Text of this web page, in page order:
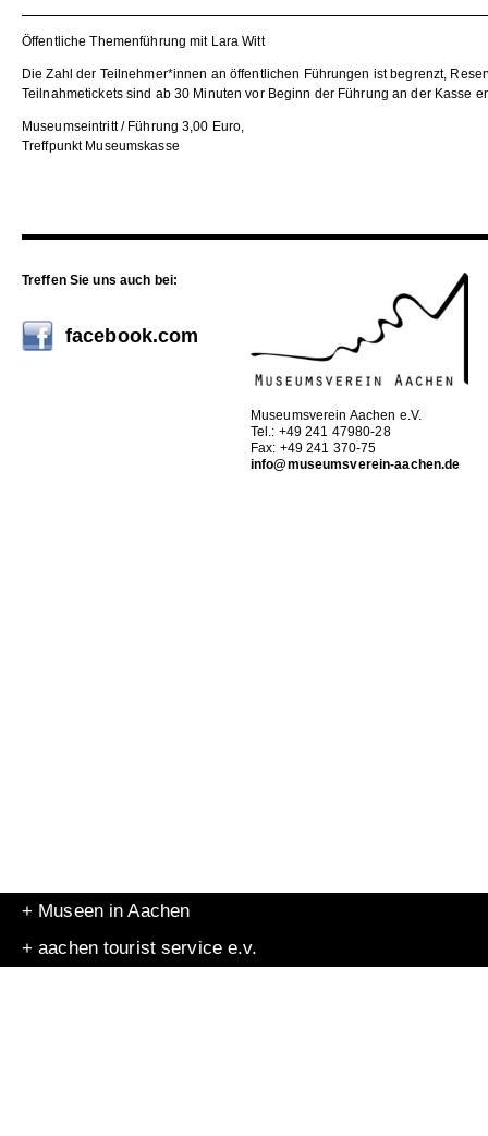
Öffentliche Themenführung mit Lara Witt
Die Zahl der Teilnehmer*innen an öffentlichen Führungen ist begrenzt,
Teilnahmetickets sind ab 30 Minuten vor Beginn der Führung an der Kasse
Museumseintritt / Führung 3,00 Euro,
Treffpunkt Museumskasse
Treffen Sie uns auch bei:
facebook.com
Museumsverein Aachen e.V.
Tel.: +49 241 47980-28
Fax: +49 241 370-75
info@museumsverein-aachen.de
+ Museen in Aachen
+ aachen tourist service e.v.